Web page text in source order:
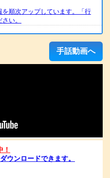
順次アップしています。「行
い。
記者認定試験 合格発表
約筆記者養成講座の案内をアップ
統一試験合格発表
たしました。FAXも、電話開通
ります。ご心配な方は、FAXを
手話動画へ
ウンロードできます。